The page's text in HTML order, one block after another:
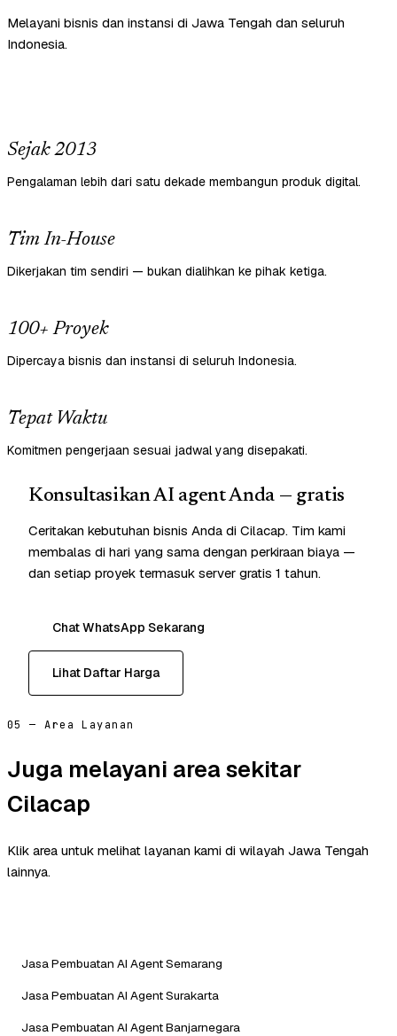
Melayani bisnis dan instansi di Jawa Tengah dan seluruh
Indonesia.
Sejak 2013
Pengalaman lebih dari satu dekade membangun produk digital.
Tim In-House
Dikerjakan tim sendiri — bukan dialihkan ke pihak ketiga.
100+ Proyek
Dipercaya bisnis dan instansi di seluruh Indonesia.
Tepat Waktu
Komitmen pengerjaan sesuai jadwal yang disepakati.
Konsultasikan AI agent Anda — gratis
Ceritakan kebutuhan bisnis Anda di Cilacap. Tim kami
membalas di hari yang sama dengan perkiraan biaya —
dan setiap proyek termasuk server gratis 1 tahun.
Chat WhatsApp Sekarang
Lihat Daftar Harga
05 — Area Layanan
Juga melayani area sekitar
Cilacap
Klik area untuk melihat layanan kami di wilayah Jawa Tengah
lainnya.
Jasa Pembuatan AI Agent Semarang
Jasa Pembuatan AI Agent Surakarta
Jasa Pembuatan AI Agent Banjarnegara